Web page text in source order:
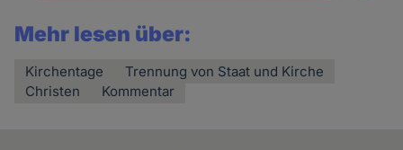
Mehr lesen über:
Kirchentage
Trennung von Staat und Kirche
Christen
Kommentar